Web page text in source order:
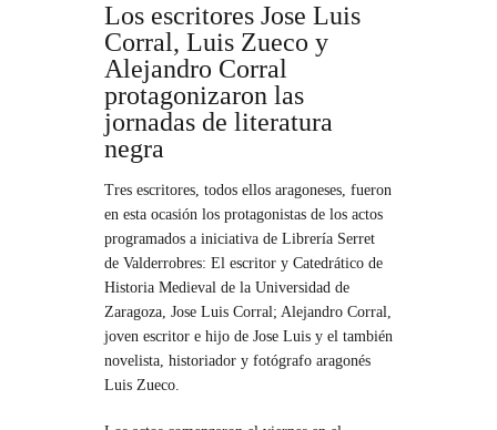
Los escritores Jose Luis
Corral, Luis Zueco y
Alejandro Corral
protagonizaron las
jornadas de literatura
negra
Tres escritores, todos ellos aragoneses, fueron
en esta ocasión los protagonistas de los actos
programados a iniciativa de Librería Serret
de Valderrobres: El escritor y Catedrático de
Historia Medieval de la Universidad de
Zaragoza, Jose Luis Corral; Alejandro Corral,
joven escritor e hijo de Jose Luis y el también
novelista, historiador y fotógrafo aragonés
Luis Zueco.